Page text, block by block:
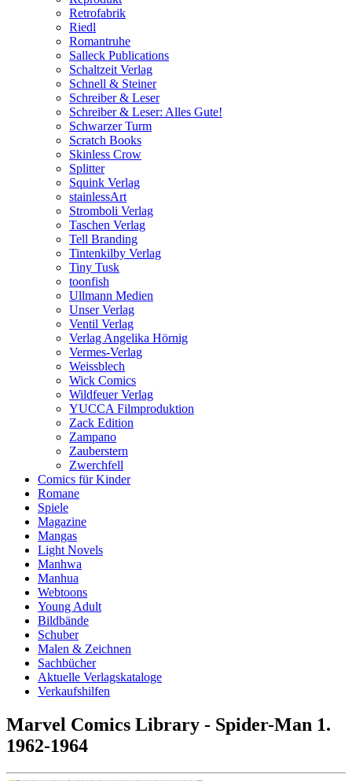
Retrofabrik
Riedl
Romantruhe
Salleck Publications
Schaltzeit Verlag
Schnell & Steiner
Schreiber & Leser
Schreiber & Leser: Alles Gute!
Schwarzer Turm
Scratch Books
Skinless Crow
Splitter
Squink Verlag
stainlessArt
Stromboli Verlag
Taschen Verlag
Tell Branding
Tintenkilby Verlag
Tiny Tusk
toonfish
Ullmann Medien
Unser Verlag
Ventil Verlag
Verlag Angelika Hörnig
Vermes-Verlag
Weissblech
Wick Comics
Wildfeuer Verlag
YUCCA Filmproduktion
Zack Edition
Zampano
Zauberstern
Zwerchfell
Comics für Kinder
Romane
Spiele
Magazine
Mangas
Light Novels
Manhwa
Manhua
Webtoons
Young Adult
Bildbände
Schuber
Malen & Zeichnen
Sachbücher
Aktuelle Verlagskataloge
Verkaufshilfen
Marvel Comics Library - Spider-Man 1.
1962-1964